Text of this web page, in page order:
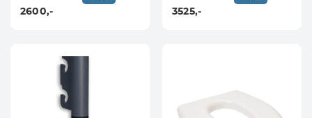
2600,- 3525,-